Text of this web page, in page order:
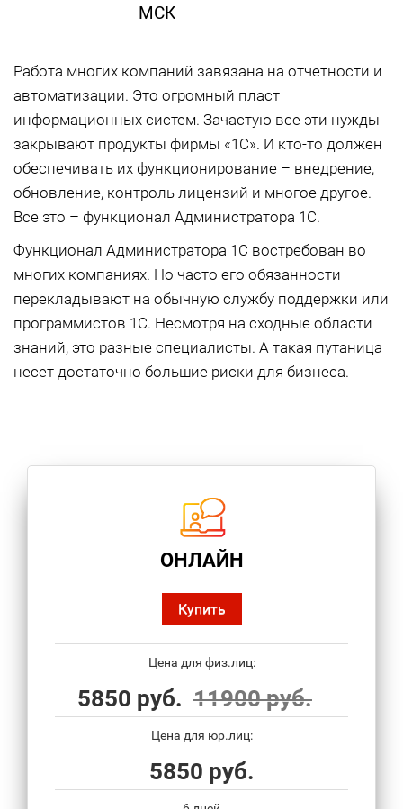
МСК
Работа многих компаний завязана на отчетности и
автоматизации. Это огромный пласт
информационных систем. Зачастую все эти нужды
закрывают продукты фирмы «1С». И кто-то должен
обеспечивать их функционирование – внедрение,
обновление, контроль лицензий и многое другое.
Все это – функционал Администратора 1С.
Функционал Администратора 1С востребован во
многих компаниях. Но часто его обязанности
перекладывают на обычную службу поддержки или
программистов 1С. Несмотря на сходные области
знаний, это разные специалисты. А такая путаница
несет достаточно большие риски для бизнеса.
ОНЛАЙН
Купить
Цена для физ.лиц:
5850 руб. 11900 руб.
Цена для юр.лиц:
5850 руб.